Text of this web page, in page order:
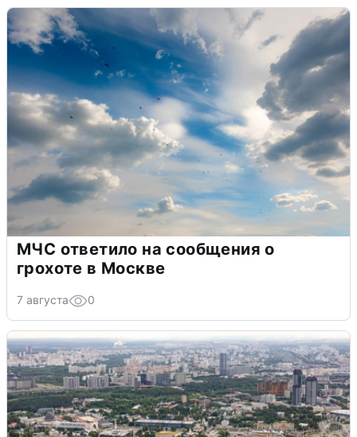
МЧС ответило на сообщения о
грохоте в Москве
7 августа 0